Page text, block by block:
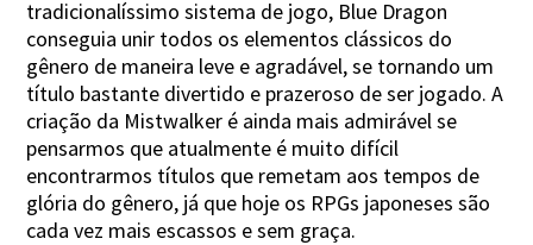
tradicionalíssimo sistema de jogo, Blue Dragon
conseguia unir todos os elementos clássicos do
gênero de maneira leve e agradável, se tornando um
título bastante divertido e prazeroso de ser jogado. A
criação da Mistwalker é ainda mais admirável se
pensarmos que atualmente é muito difícil
encontrarmos títulos que remetam aos tempos de
glória do gênero, já que hoje os RPGs japoneses são
cada vez mais escassos e sem graça.